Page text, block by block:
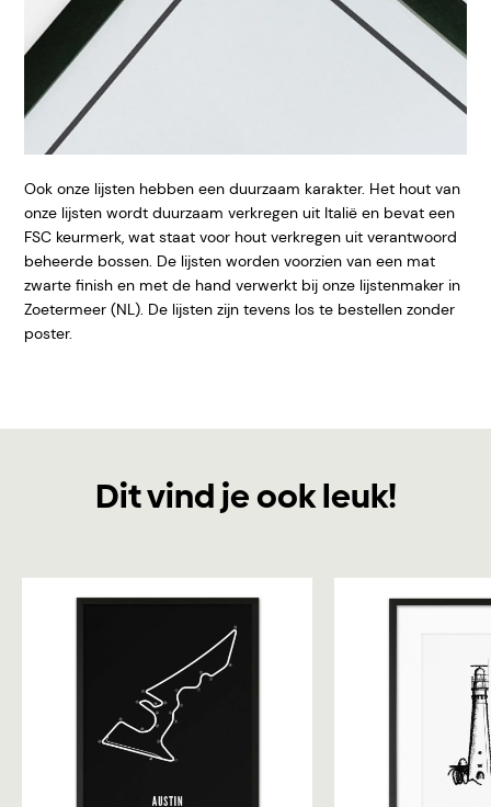
Ook onze lijsten hebben een duurzaam karakter. Het hout van
onze lijsten wordt duurzaam verkregen uit Italië en bevat een
FSC keurmerk, wat staat voor hout verkregen uit verantwoord
beheerde bossen. De lijsten worden voorzien van een mat
zwarte finish en met de hand verwerkt bij onze lijstenmaker in
Zoetermeer (NL). De lijsten zijn tevens los te bestellen zonder
poster.
Dit vind je ook leuk!